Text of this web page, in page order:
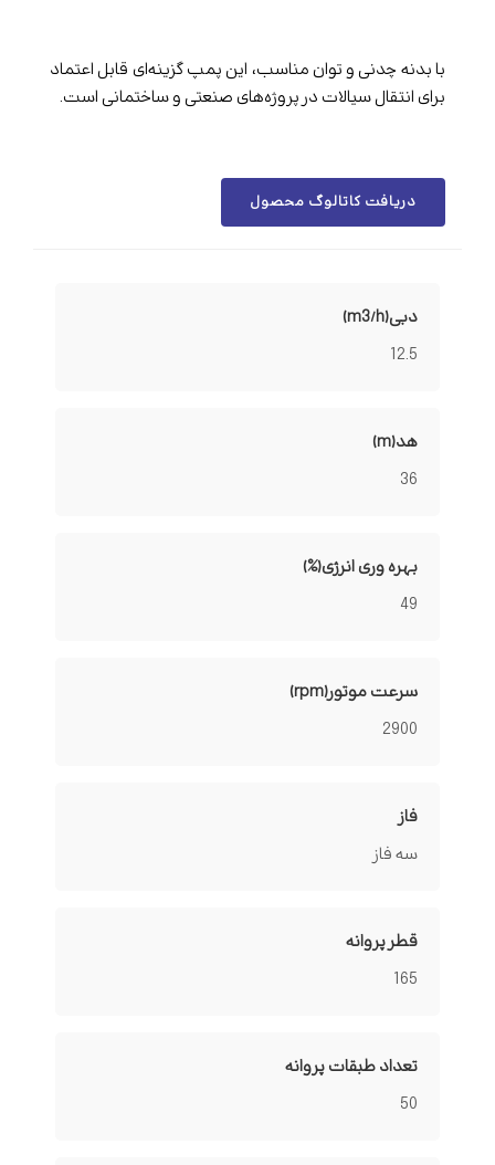
با بدنه چدنی و توان مناسب، این پمپ گزینه‌ای قابل اعتماد
برای انتقال سیالات در پروژه‌های صنعتی و ساختمانی است.
دریافت کاتالوگ محصول
دبی(m3/h)
12.5
هد(m)
36
بهره وری انرژی(%)
49
سرعت موتور(rpm)
2900
فاز
سه فاز
قطر پروانه
165
تعداد طبقات پروانه
50